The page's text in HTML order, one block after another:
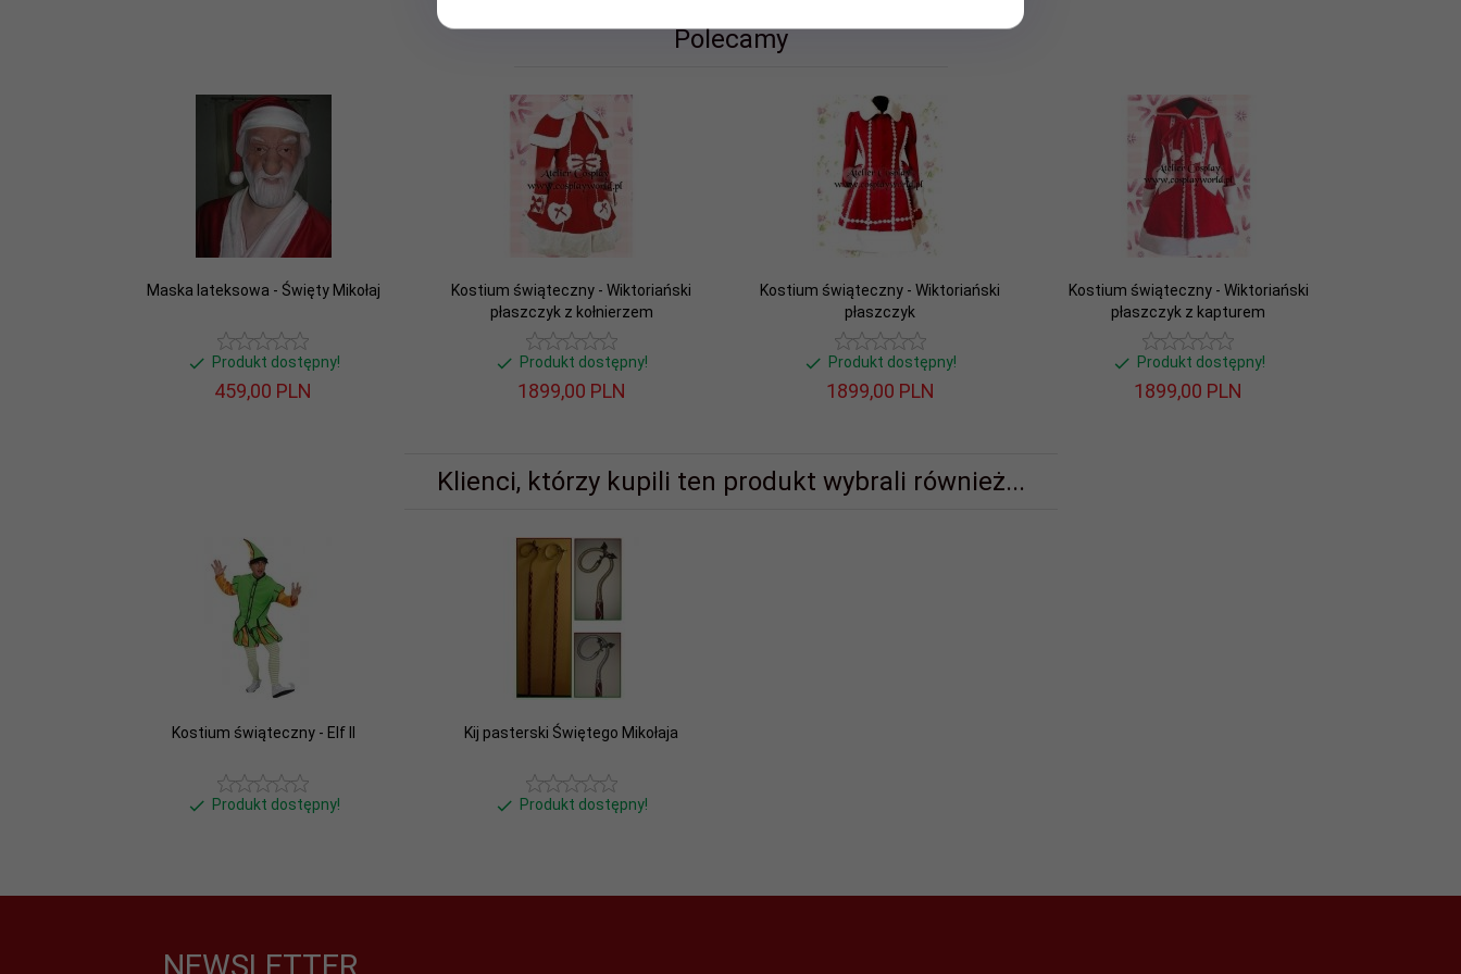
Polecamy
Maska lateksowa - Święty Mikołaj
Produkt dostępny!
459,00 PLN
Kostium świąteczny - Wiktoriański
płaszczyk z kołnierzem
Produkt dostępny!
1899,00 PLN
Kostium świąteczny - Wiktoriański
płaszczyk
Produkt dostępny!
1899,00 PLN
Kostium świąteczny - Wiktoriański
płaszczyk z kapturem
Produkt dostępny!
1899,00 PLN
Klienci, którzy kupili ten produkt wybrali również...
Kostium świąteczny - Elf II
Produkt dostępny!
Kij pasterski Świętego Mikołaja
Produkt dostępny!
NEWSLETTER